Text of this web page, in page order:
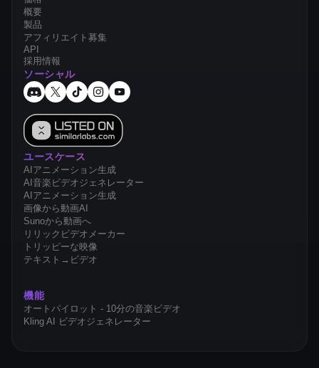
概要
製品
アフィリエイト募集
API
採用情報
ソーシャル
ユースケース
AIアニメーション生成
AI音楽ビデオジェネレーター
AIアニメーション生成
画像から動画AI
Sunoから動画へ
リリックビデオメーカー
トリッピーな映像
テキスト→ビデオ
機能
オートパイロット - 10分の音楽ビデオ
Kling AI ビデオジェネレーター